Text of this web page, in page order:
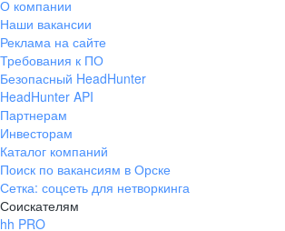
О компании
Наши вакансии
Реклама на сайте
Требования к ПО
Безопасный HeadHunter
HeadHunter API
Партнерам
Инвесторам
Каталог компаний
Поиск по вакансиям в Орске
Сетка: соцсеть для нетворкинга
Соискателям
hh PRO